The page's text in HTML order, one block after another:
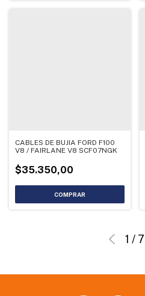
CABLES DE BUJIA FORD F100
V8 / FAIRLANE V8 SCF07NGK
$35.350,00
1 / 7